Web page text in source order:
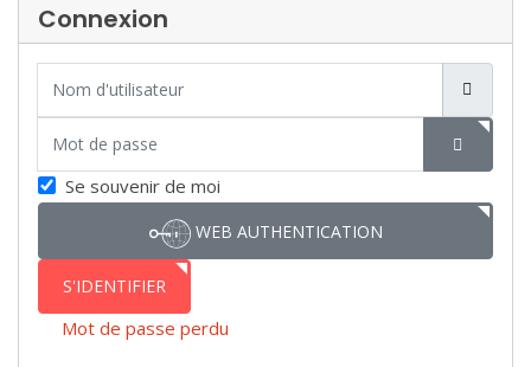
Connexion
SHOW
Se souvenir de moi
WEB AUTHENTICATION
S'IDENTIFIER
Mot de passe perdu